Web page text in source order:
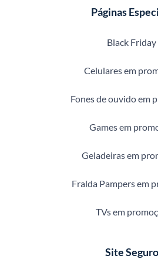
Páginas
Black Friday
Celulares em
Fones de ouvido em
Games em
Geladeiras em
Fralda Pampers em
TVs em
Site Seguro